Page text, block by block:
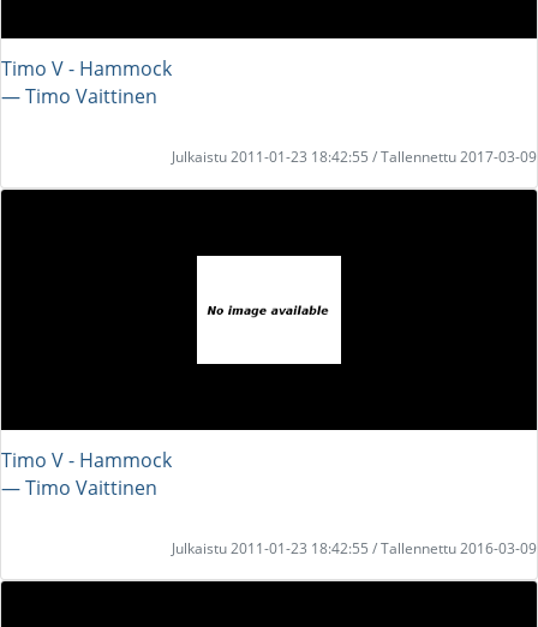
Timo V - Hammock
― Timo Vaittinen
Julkaistu 2011-01-23 18:42:55 / Tallennettu 2017-03-09
Timo V - Hammock
― Timo Vaittinen
Julkaistu 2011-01-23 18:42:55 / Tallennettu 2016-03-09